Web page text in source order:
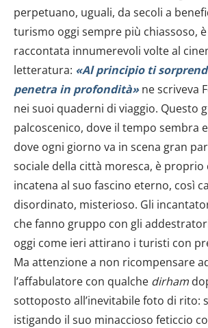
perpetuano, uguali, da secoli a
turismo oggi sempre più chiassoso,
raccontata innumerevoli volte al
letteratura: «Al principio ti
penetra in profondità»ne scriveva
nei suoi quaderni di viaggio. Questo
palcoscenico, dove il tempo sembra
dove ogni giorno va in scena gran
sociale della città moresca, è proprio
incatena al suo fascino eterno, così
disordinato, misterioso. Gli
che fanno gruppo con gli
oggi come ieri attirano i turisti con
Ma attenzione a non ricompensare
l’affabulatore con qualche dirham
sottoposto all’inevitabile foto di rito:
istigando il suo minaccioso feticcio